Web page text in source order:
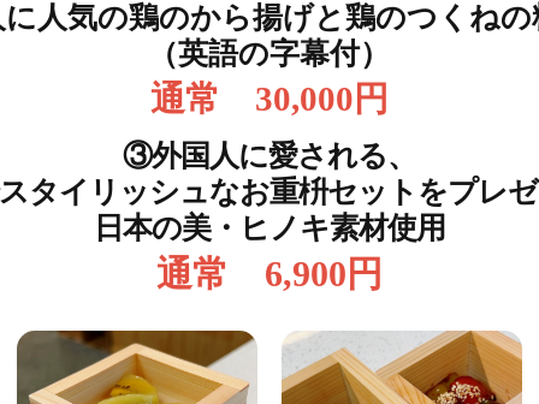
人気の鶏のから揚げと鶏のつくねの
（英語の字幕付）
通常 30,000円
③外国人に愛される、
タイリッシュなお重枡セットをプレ
日本の美・ヒノキ素材使用
通常 6,900円